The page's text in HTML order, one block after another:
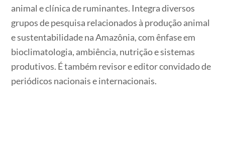
animal e clínica de ruminantes. Integra diversos
grupos de pesquisa relacionados à produção animal
e sustentabilidade na Amazônia, com ênfase em
bioclimatologia, ambiência, nutrição e sistemas
produtivos. É também revisor e editor convidado de
periódicos nacionais e internacionais.